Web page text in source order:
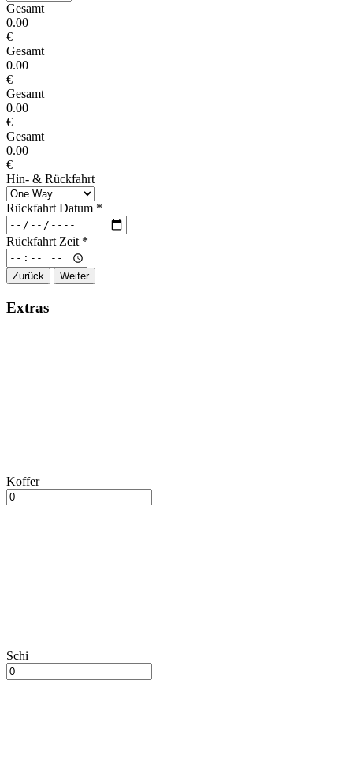
Gesamt
0.00
€
Gesamt
0.00
€
Gesamt
0.00
€
Gesamt
0.00
€
Hin- & Rückfahrt
Rückfahrt Datum *
Rückfahrt Zeit *
Zurück Weiter
Extras
Koffer
Schi